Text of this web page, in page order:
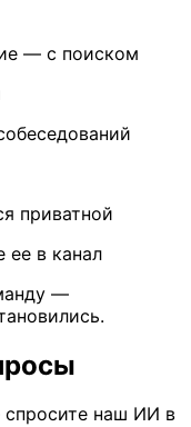
— с поиском
приватной
ее в канал
—
спросите наш ИИ в